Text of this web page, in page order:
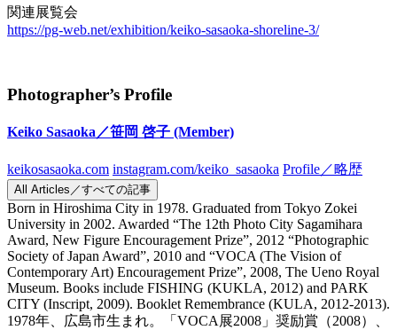
関連展覧会
https://pg-web.net/exhibition/keiko-sasaoka-shoreline-3/
Photographer’s Profile
Keiko Sasaoka／笹岡 啓子 (Member)
keikosasaoka.com instagram.com/keiko_sasaoka Profile／略歴
All Articles／すべての記事
Born in Hiroshima City in 1978. Graduated from Tokyo Zokei
University in 2002. Awarded “The 12th Photo City Sagamihara
Award, New Figure Encouragement Prize”, 2012 “Photographic
Society of Japan Award”, 2010 and “VOCA (The Vision of
Contemporary Art) Encouragement Prize”, 2008, The Ueno Royal
Museum. Books include FISHING (KUKLA, 2012) and PARK
CITY (Inscript, 2009). Booklet Remembrance (KULA, 2012-2013).
1978年、広島市生まれ。「VOCA展2008」奨励賞（2008）、